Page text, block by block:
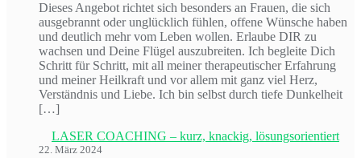
Dieses Angebot richtet sich besonders an Frauen, die sich
ausgebrannt oder unglücklich fühlen, offene Wünsche haben
und deutlich mehr vom Leben wollen. Erlaube DIR zu
wachsen und Deine Flügel auszubreiten. Ich begleite Dich
Schritt für Schritt, mit all meiner therapeutischer Erfahrung
und meiner Heilkraft und vor allem mit ganz viel Herz,
Verständnis und Liebe. Ich bin selbst durch tiefe Dunkelheit
[…]
LASER COACHING – kurz, knackig, lösungsorientiert
22. März 2024